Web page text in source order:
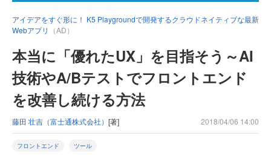
アイデアをすぐ形に！ K5 Playgroundで開発するクラウドネイティブな最新
Webアプリ
（AD）
本当に「優れたUX」を目指そう～AI
技術やA/Bテストでフロントエンド
を改善し続ける方法
藤田 壮吉（富士通株式会社） [著] 2018/04/06 14:00
フロントエンド ツール